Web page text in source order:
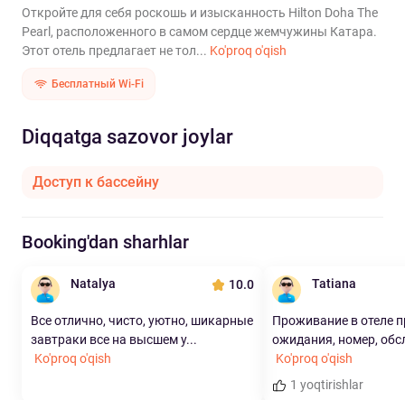
Откройте для себя роскошь и изысканность Hilton Doha The
Pearl, расположенного в самом сердце жемчужины Катара.
Этот отель предлагает не тол... Ko'proq o'qish
Бесплатный Wi-Fi
Diqqatga sazovor joylar
Доступ к бассейну
Booking'dan sharhlar
Natalya 10.0
Все отлично, чисто, уютно, шикарные
завтраки все на высшем у...
Ko'proq o'qish
Tatiana
Проживание в отеле
ожидания, номер,
Ko'proq o'qish
1 yoqtirishlar